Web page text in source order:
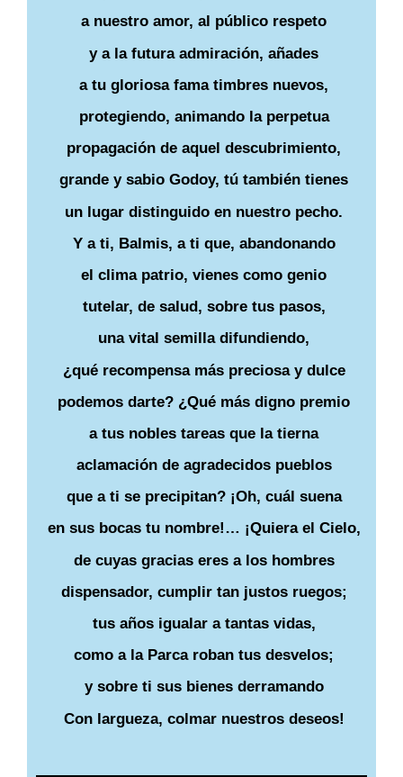
a nuestro amor, al público respeto
y a la futura admiración, añades
a tu gloriosa fama timbres nuevos,
protegiendo, animando la perpetua
propagación de aquel descubrimiento,
grande y sabio Godoy, tú también tienes
un lugar distinguido en nuestro pecho.
Y a ti, Balmis, a ti que, abandonando
el clima patrio, vienes como genio
tutelar, de salud, sobre tus pasos,
una vital semilla difundiendo,
¿qué recompensa más preciosa y dulce
podemos darte? ¿Qué más digno premio
a tus nobles tareas que la tierna
aclamación de agradecidos pueblos
que a ti se precipitan? ¡Oh, cuál suena
en sus bocas tu nombre!… ¡Quiera el Cielo,
de cuyas gracias eres a los hombres
dispensador, cumplir tan justos ruegos;
tus años igualar a tantas vidas,
como a la Parca roban tus desvelos;
y sobre ti sus bienes derramando
Con largueza, colmar nuestros deseos!